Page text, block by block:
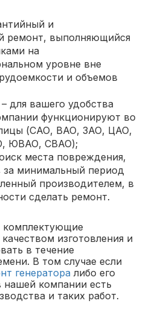
и
ремонт, выполняющийся
на
уровне вне
и объемов
для вашего удобства
функционируют во
(САО, ВАО, ЗАО, ЦАО,
ЮВАО, СВАО);
места повреждения,
за минимальный период
производителем, в
сделать ремонт.
комплектующие
изготовления и
в течение
В том случае если
генератора либо его
нашей компании есть
и таких работ.